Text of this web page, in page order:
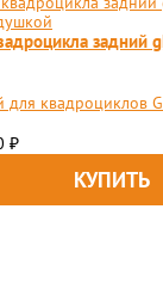
задний
для квадроциклов
₽